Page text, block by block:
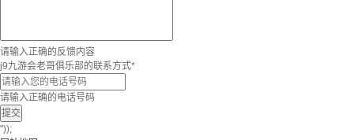
请输入正确的反馈内容
j9九游会老哥俱乐部的联系方式*
请输入正确的电话号码
提交
"));